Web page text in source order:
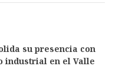
su presencia con
industrial en el Valle